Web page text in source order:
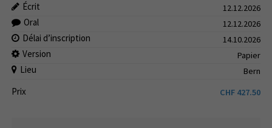
Écrit 12.12.2026
Oral 12.12.2026
Délai d’inscription 14.10.2026
Version Papier
Lieu Bern
Prix CHF 427.50